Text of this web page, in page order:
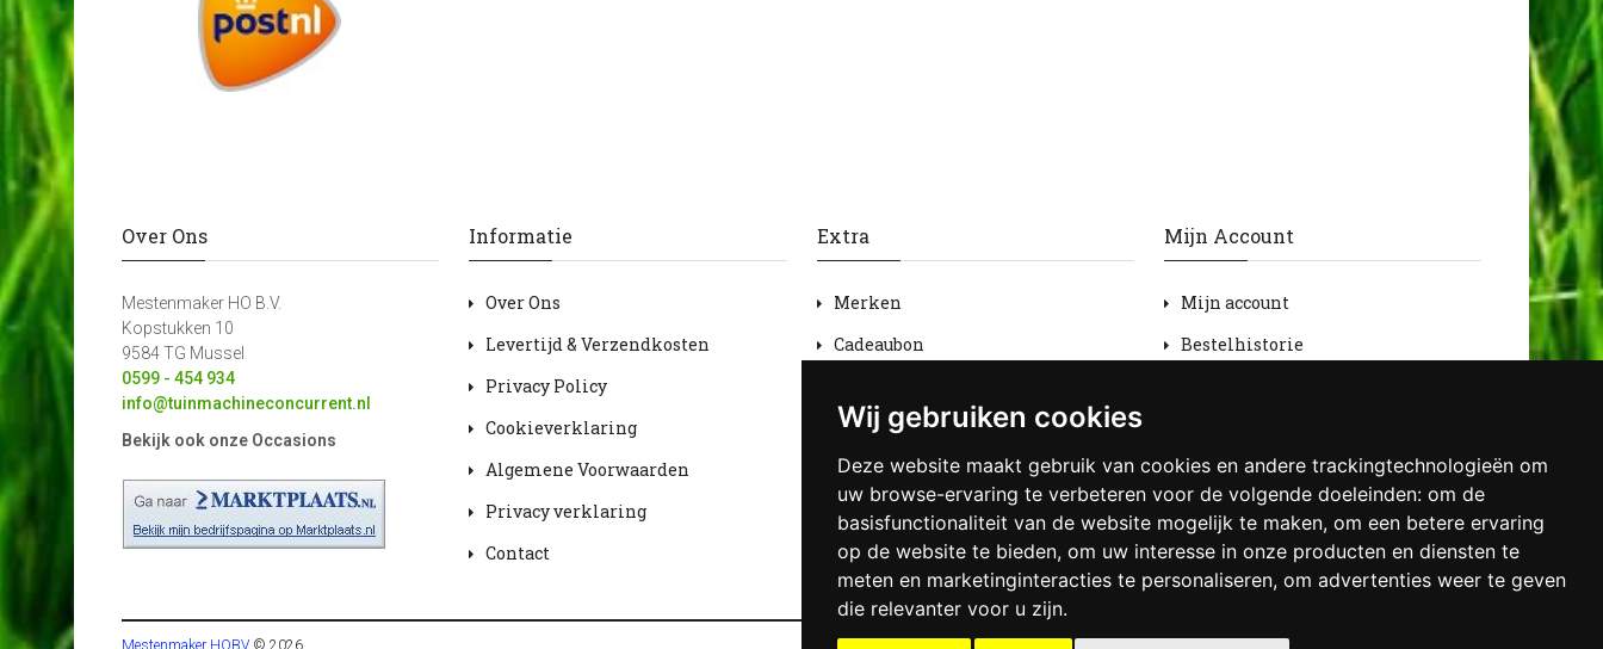
Wij gebruiken cookies
Deze website maakt gebruik van cookies en andere trackingtechnologieën om
uw browse-ervaring te verbeteren voor de volgende doeleinden: om de
basisfunctionaliteit van de website mogelijk te maken, om een betere ervaring
op de website te bieden, om uw interesse in onze producten en diensten te
meten en marketinginteracties te personaliseren, om advertenties weer te geven
die relevanter voor u zijn.
Over Ons
Mestenmaker HO B.V.
Kopstukken 10
9584 TG Mussel
0599 - 454 934
info@tuinmachineconcurrent.nl
Bekijk ook onze Occasions
Informatie
Over Ons
Levertijd & Verzendkosten
Privacy Policy
Cookieverklaring
Algemene Voorwaarden
Privacy verklaring
Contact
Extra
Merken
Cadeaubon
Sitemap
Mijn Account
Mijn account
Bestelhistorie
Nieuwsbrief